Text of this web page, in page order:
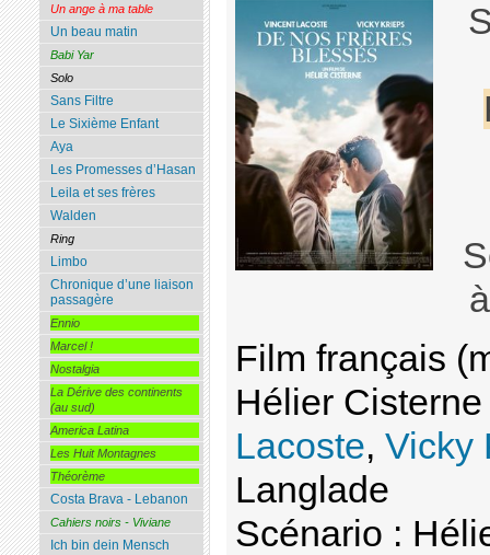
Film français
Hélier
Lacoste, Vicky
Langlade
Scénario :
Un ange à ma table
Un beau matin
Babi Yar
Solo
Sans Filtre
Le Sixième Enfant
Aya
Les Promesses d’Hasan
Leila et ses frères
Walden
Ring
Limbo
Chronique d’une liaison
passagère
Ennio
Marcel !
Nostalgia
La Dérive des continents
(au sud)
America Latina
Les Huit Montagnes
Théorème
Costa Brava - Lebanon
Cahiers noirs - Viviane
Ich bin dein Mensch